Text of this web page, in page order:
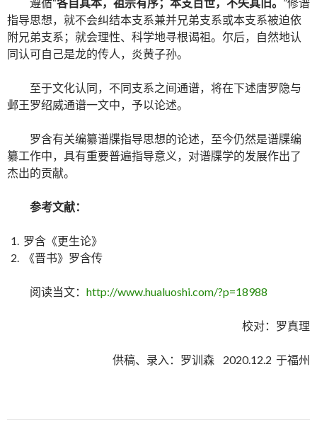
指导思想，就不会纠结本支系兼并兄弟支系或本支系被迫依
附兄弟支系；就会理性、科学地寻根谒祖。尔后，自然地认
同认可自己是龙的传人，炎黄子孙。
至于文化认同，不同支系之间通谱，将在下述唐罗隐与
邺王罗绍威通谱一文中，予以论述。
罗含有关编纂谱牒指导思想的论述，至今仍然是谱牒编
纂工作中，具有重要普遍指导意义，对谱牒学的发展作出了
杰出的贡献。
参考文献：
罗含《更生论》
《晋书》罗含传
阅读当文： http://www.hualuoshi.com/?p=18988
校对：罗真理
供稿、录入：罗训森 2020.12.2 于福州